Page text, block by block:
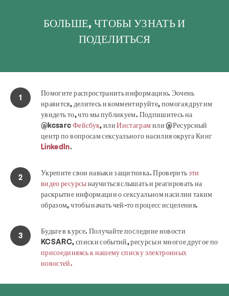
БОЛЬШЕ, ЧТОБЫ УЗНАТЬ И
ПОДЕЛИТЬСЯ
Помогите распространить информацию. Эочень
нравится, делитесь и комментируйте, помогая другим
увидеть то, что мы публикуем. Подпишитесь на
@kcsarcФейсбук, илиИнстаграмили @Ресурсный
центр по вопросам сексуального насилия округа Кинг
LinkedIn.
Укрепите свои навыки защитника.Проверитьэти
видео ресурсынаучиться слышать и реагировать на
раскрытие информации о сексуальном насилии таким
образом, чтобы начать чей-то процесс исцеления.
Будьте в курсе. Получайте последние новости
KCSARC, списки событий, ресурсы и многое другое по
присоединяясь к нашему списку электронных
новостей.